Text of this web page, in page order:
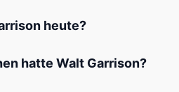
heute?
hatte Walt Garrison?